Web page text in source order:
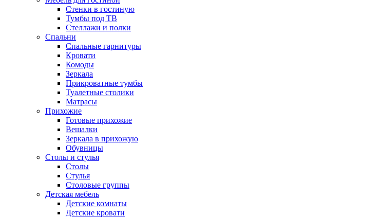
Стенки в гостиную
Тумбы под ТВ
Стеллажи и полки
Спальни
Спальные гарнитуры
Кровати
Комоды
Зеркала
Прикроватные тумбы
Туалетные столики
Матрасы
Прихожие
Готовые прихожие
Вешалки
Зеркала в прихожую
Обувницы
Столы и стулья
Столы
Стулья
Столовые группы
Детская мебель
Детские комнаты
Детские кровати